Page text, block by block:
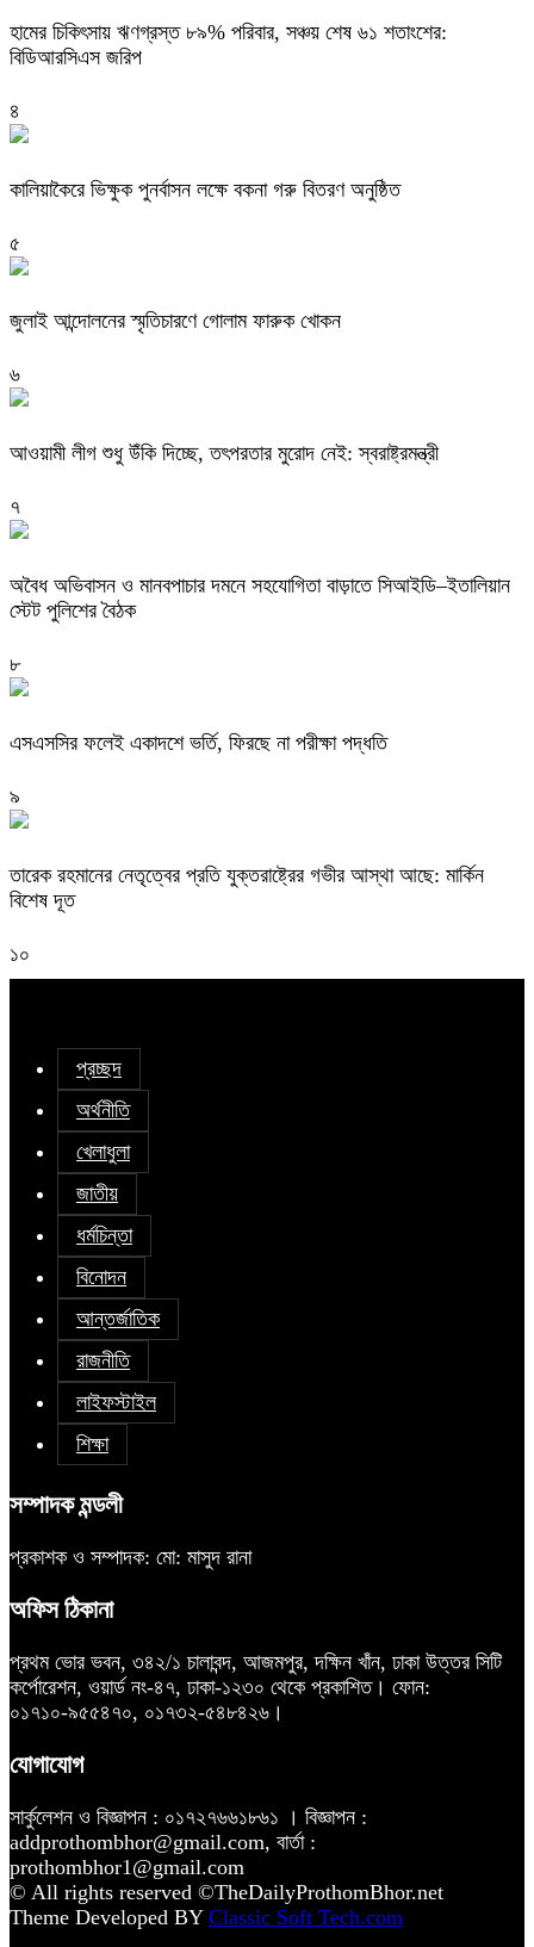
হামের চিকিৎসায় ঋণগ্রস্ত ৮৯% পরিবার, সঞ্চয় শেষ ৬১ শতাংশের:
বিডিআরসিএস জরিপ
৪
কালিয়াকৈরে ভিক্ষুক পুনর্বাসন লক্ষে বকনা গরু বিতরণ অনুষ্ঠিত
৫
জুলাই আন্দোলনের স্মৃতিচারণে গোলাম ফারুক খোকন
৬
আওয়ামী লীগ শুধু উঁকি দিচ্ছে, তৎপরতার মুরোদ নেই: স্বরাষ্ট্রমন্ত্রী
৭
অবৈধ অভিবাসন ও মানবপাচার দমনে সহযোগিতা বাড়াতে সিআইডি–ইতালিয়ান
স্টেট পুলিশের বৈঠক
৮
এসএসসির ফলেই একাদশে ভর্তি, ফিরছে না পরীক্ষা পদ্ধতি
৯
তারেক রহমানের নেতৃত্বের প্রতি যুক্তরাষ্ট্রের গভীর আস্থা আছে: মার্কিন
বিশেষ দূত
১০
প্রচ্ছদ
অর্থনীতি
খেলাধুলা
জাতীয়
ধর্মচিন্তা
বিনোদন
আন্তর্জাতিক
রাজনীতি
লাইফস্টাইল
শিক্ষা
সম্পাদক মন্ডলী
প্রকাশক ও সম্পাদক: মো: মাসুদ রানা
অফিস ঠিকানা
প্রথম ভোর ভবন, ৩৪২/১ চালাবন্দ, আজমপুর, দক্ষিন খাঁন, ঢাকা উত্তর সিটি
কর্পোরেশন, ওয়ার্ড নং-৪৭, ঢাকা-১২৩০ থেকে প্রকাশিত। ফোন:
০১৭১০-৯৫৫৪৭০, ০১৭৩২-৫৪৮৪২৬।
যোগাযোগ
সার্কুলেশন ও বিজ্ঞাপন : ০১৭২৭৬৬১৮৬১ । বিজ্ঞাপন :
addprothombhor@gmail.com, বার্তা :
prothombhor1@gmail.com
© All rights reserved ©TheDailyProthomBhor.net
Theme Developed BY Classic Soft Tech.com